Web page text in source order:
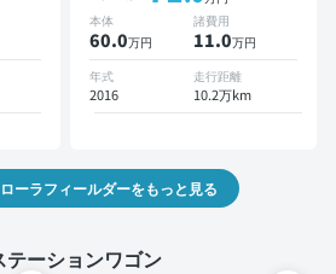
ルミ
本体
60.0万円
諸費用
11.0万円
年式
2016
走行距離
10.2万km
ーラフィールダーをもっと見る
ーションワゴン